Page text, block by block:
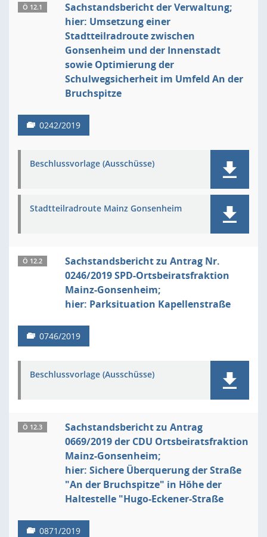
Ö 12.1
Sachstandsbericht der Verwaltung;
hier: Umsetzung einer
Stadtteilradroute zwischen
Gonsenheim und der Innenstadt
sowie Optimierung der
Schulwegsicherheit im Umfeld An der
Bruchspitze
0242/2019
Beschlussvorlage (Ausschüsse)
Stadtteilradroute Mainz Gonsenheim
Ö 12.2
Sachstandsbericht zu Antrag Nr.
0246/2019 SPD-Ortsbeiratsfraktion
Mainz-Gonsenheim;
hier: Parksituation Kapellenstraße
0746/2019
Beschlussvorlage (Ausschüsse)
Ö 12.3
Sachstandsbericht zu Antrag
0669/2019 der CDU Ortsbeiratsfraktion
Mainz-Gonsenheim;
hier: Sichere Überquerung der Straße
"An der Bruchspitze" in Höhe der
Haltestelle "Hugo-Eckener-Straße
0871/2019